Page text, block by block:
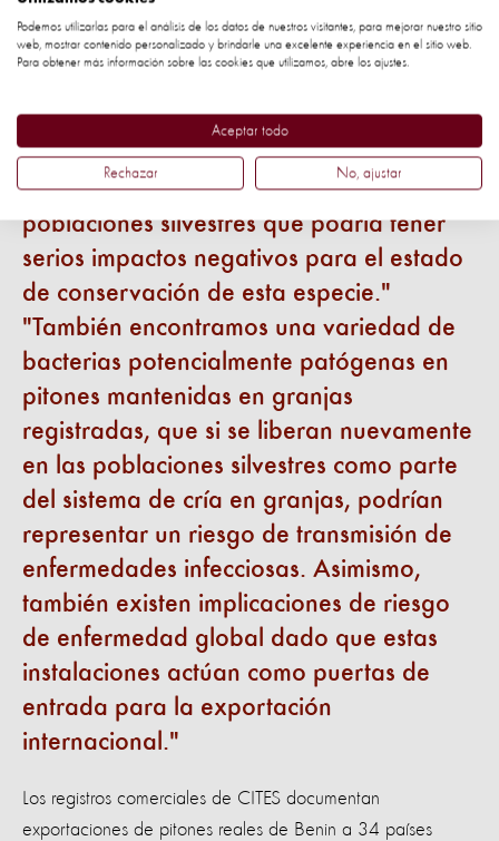
silvestres encontró que durante el
proceso de cría en granjas, las serpientes
su origen y los hábitats que requieren
para sobrevivir. Esta falla conduce a la
contaminación genética de las
poblaciones silvestres que podría tener
serios impactos negativos para el estado
de conservación de esta especie.
También encontramos una variedad de
bacterias potencialmente patógenas en
pitones mantenidas en granjas
registradas, que si se liberan nuevamente
en las poblaciones silvestres como parte
del sistema de cría en granjas, podrían
representar un riesgo de transmisión de
enfermedades infecciosas. Asimismo,
también existen implicaciones de riesgo
de enfermedad global dado que estas
instalaciones actúan como puertas de
entrada para la exportación
internacional.
Los registros comerciales de CITES documentan
exportaciones de pitones reales de Benin a 34 países
Podemos utilizarlas para el análisis de los datos de nuestros visitantes, para mejorar nuestro sitio
web, mostrar contenido personalizado y brindarle una excelente experiencia en el sitio web.
Para obtener más información sobre las cookies que utilizamos, abre los ajustes.
Aceptar todo
Rechazar No, ajustar